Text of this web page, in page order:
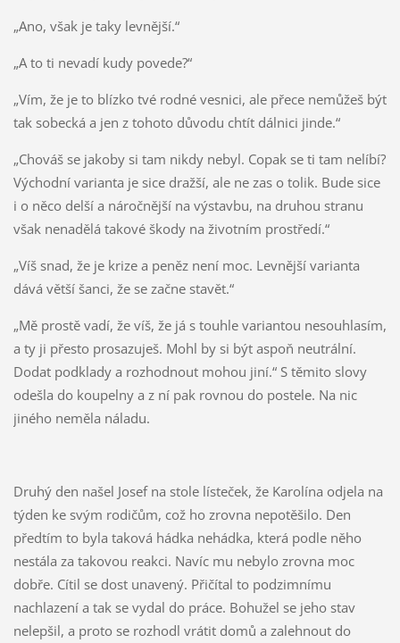
„Ano, však je taky levnější.“
„A to ti nevadí kudy povede?“
„Vím, že je to blízko tvé rodné vesnici, ale přece nemůžeš být
tak sobecká a jen z tohoto důvodu chtít dálnici jinde.“
„Chováš se jakoby si tam nikdy nebyl. Copak se ti tam nelíbí?
Východní varianta je sice dražší, ale ne zas o tolik. Bude sice
i o něco delší a náročnější na výstavbu, na druhou stranu
však nenadělá takové škody na životním prostředí.“
„Víš snad, že je krize a peněz není moc. Levnější varianta
dává větší šanci, že se začne stavět.“
„Mě prostě vadí, že víš, že já s touhle variantou nesouhlasím,
a ty ji přesto prosazuješ. Mohl by si být aspoň neutrální.
Dodat podklady a rozhodnout mohou jiní.“ S těmito slovy
odešla do koupelny a z ní pak rovnou do postele. Na nic
jiného neměla náladu.
Druhý den našel Josef na stole lísteček, že Karolína odjela na
týden ke svým rodičům, což ho zrovna nepotěšilo. Den
předtím to byla taková hádka nehádka, která podle něho
nestála za takovou reakci. Navíc mu nebylo zrovna moc
dobře. Cítil se dost unavený. Přičítal to podzimnímu
nachlazení a tak se vydal do práce. Bohužel se jeho stav
nelepšil, a proto se rozhodl vrátit domů a zalehnout do